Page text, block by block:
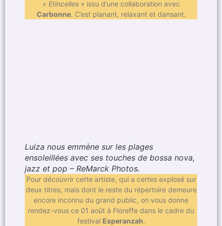
« Etincelles » issu d’une collaboration avec
Carbonne. C’est planant, relaxant et dansant.
Luiza nous emmène sur les plages
ensoleillées avec ses touches de bossa nova,
jazz et pop – ReMarck Photos.
Pour découvrir cette artiste, qui a certes explosé sur
deux titres, mais dont le reste du répertoire demeure
encore inconnu du grand public, on vous donne
rendez-vous ce 01 août à Floreffe dans le cadre du
festival Esperanzah.